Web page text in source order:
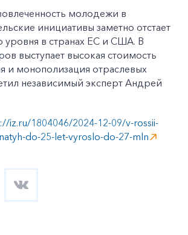
молодежи в
инициативы заметно отстает
уровня в странах ЕС и США. В
выступает высокая стоимость
и монополизация отраслевых
независимый эксперт Андрей
iz.ru/1804046/2024-12-09/v-rossii-
do-25-let-vyroslo-do-27-mln